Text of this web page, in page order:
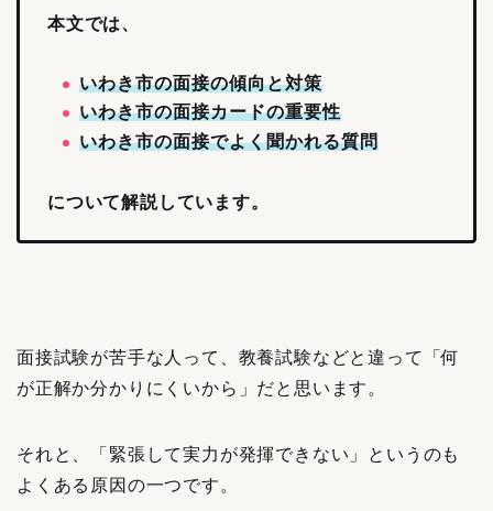
本文では、
いわき市の面接の傾向と対策
いわき市の面接カードの重要性
いわき市の面接でよく聞かれる質問
について解説しています。
面接試験が苦手な人って、教養試験などと違って「何
が正解か分かりにくいから」だと思います。
それと、「緊張して実力が発揮できない」というのも
よくある原因の一つです。